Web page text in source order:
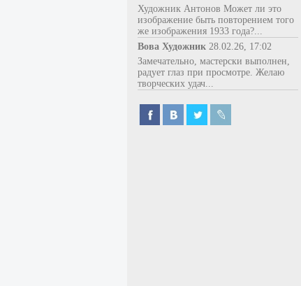
Художник Антонов Может ли это
изображение быть повторением того
же изображения 1933 года?...
Вова Художник 28.02.26, 17:02
Замечательно, мастерски выполнен,
радует глаз при просмотре. Желаю
творческих удач...